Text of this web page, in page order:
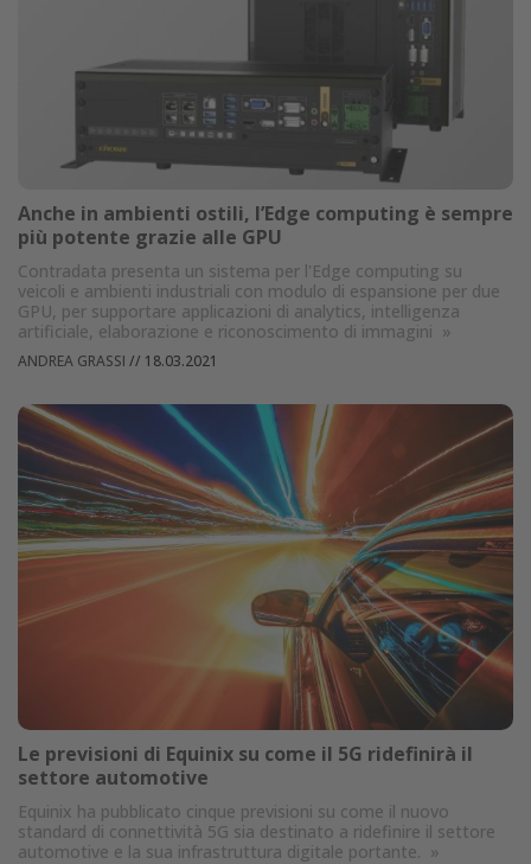
Anche in ambienti ostili, l’Edge computing è sempre
più potente grazie alle GPU
Contradata presenta un sistema per l'Edge computing su
veicoli e ambienti industriali con modulo di espansione per due
GPU, per supportare applicazioni di analytics, intelligenza
artificiale, elaborazione e riconoscimento di immagini »
ANDREA GRASSI // 18.03.2021
Le previsioni di Equinix su come il 5G ridefinirà il
settore automotive
Equinix ha pubblicato cinque previsioni su come il nuovo
standard di connettività 5G sia destinato a ridefinire il settore
automotive e la sua infrastruttura digitale portante. »